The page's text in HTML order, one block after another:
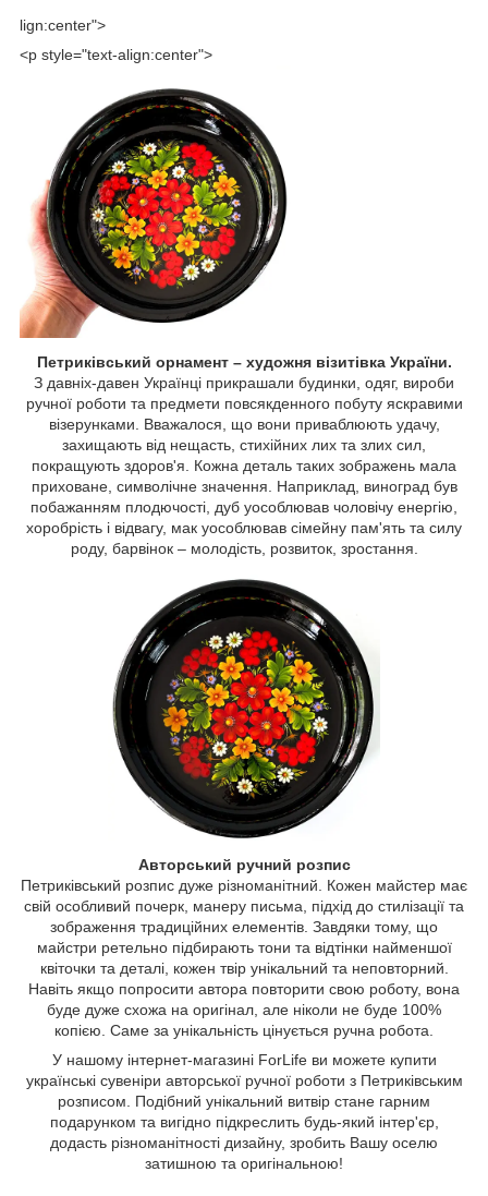
lign:center">
<p style="text-align:center">
Петриківський орнамент – художня візитівка України.
З давніх-давен Українці прикрашали будинки, одяг, вироби
ручної роботи та предмети повсякденного побуту яскравими
візерунками. Вважалося, що вони приваблюють удачу,
захищають від нещасть, стихійних лих та злих сил,
покращують здоров'я. Кожна деталь таких зображень мала
приховане, символічне значення. Наприклад, виноград був
побажанням плодючості, дуб уособлював чоловічу енергію,
хоробрість і відвагу, мак уособлював сімейну пам'ять та силу
роду, барвінок – молодість, розвиток, зростання.
Авторський ручний розпис
Петриківський розпис дуже різноманітний. Кожен майстер має
свій особливий почерк, манеру письма, підхід до стилізації та
зображення традиційних елементів. Завдяки тому, що
майстри ретельно підбирають тони та відтінки найменшої
квіточки та деталі, кожен твір унікальний та неповторний.
Навіть якщо попросити автора повторити свою роботу, вона
буде дуже схожа на оригінал, але ніколи не буде 100%
копією. Саме за унікальність цінується ручна робота.
У нашому інтернет-магазині ForLife ви можете купити
українські сувеніри авторської ручної роботи з Петриківським
розписом. Подібний унікальний витвір стане гарним
подарунком та вигідно підкреслить будь-який інтер'єр,
додасть різноманітності дизайну, зробить Вашу оселю
затишною та оригінальною!